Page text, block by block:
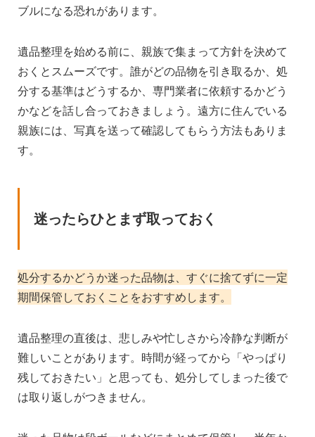
ブルになる恐れがあります。
遺品整理を始める前に、親族で集まって方針を決めて
おくとスムーズです。誰がどの品物を引き取るか、処
分する基準はどうするか、専門業者に依頼するかどう
かなどを話し合っておきましょう。遠方に住んでいる
親族には、写真を送って確認してもらう方法もありま
す。
迷ったらひとまず取っておく
処分するかどうか迷った品物は、すぐに捨てずに一定
期間保管しておくことをおすすめします。
遺品整理の直後は、悲しみや忙しさから冷静な判断が
難しいことがあります。時間が経ってから「やっぱり
残しておきたい」と思っても、処分してしまった後で
は取り返しがつきません。